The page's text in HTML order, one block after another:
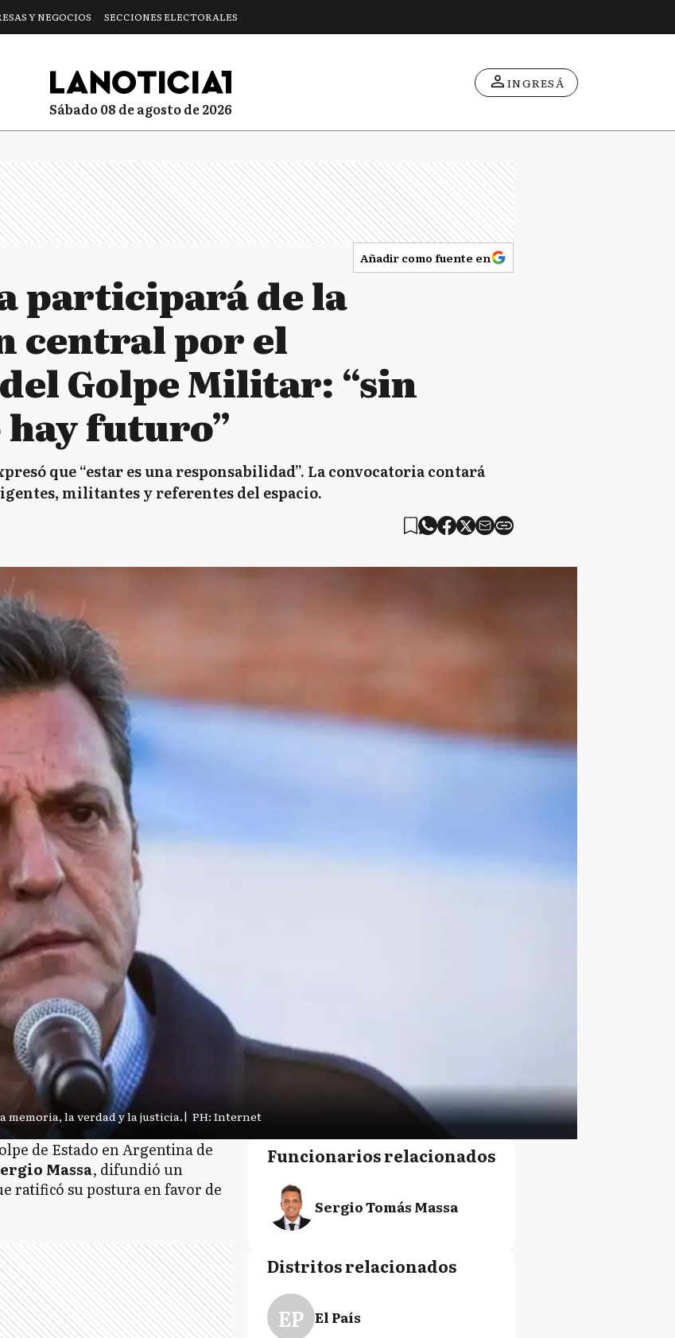
Y NEGOCIOS SECCIONES ELECTORALES
sábado 08 de agosto de 2026
INGRESÁ
Añadir como fuente en
participará de la
central por el
Golpe Militar: “sin
futuro”
que “estar es una responsabilidad”. La convocatoria contará
militantes y referentes del espacio.
memoria, la verdad y la justicia.| PH: Internet
de Estado en Argentina de
Massa, difundió un
ratificó su postura en favor de
Funcionarios relacionados
Sergio Tomás Massa
Distritos relacionados
EP El País